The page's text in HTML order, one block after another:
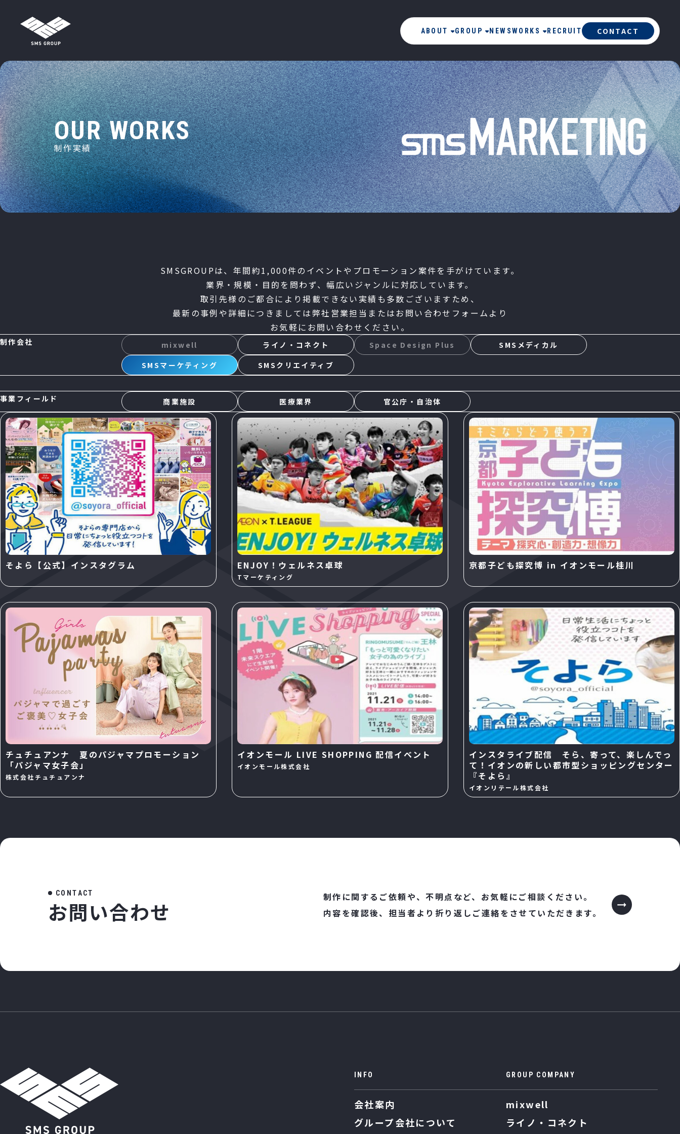
コンテンツへスキップ
メインナビゲーション ABOUT GROUP NEWSWORKS RECRUIT CONTACT
OUR WORKS
制作実績
SMSGROUPは、年間約1,000件のイベントや プロモーション案件を手がけています。
業界・規模・目的を問わず、幅広いジャンルに対応しています。
取引先様のご都合により掲載できない実績も多数ございますため、
最新の事例や詳細につきましては弊社営業担当またはお問い合わせフォームより
お気軽にお問い合わせください。
制作会社 mixwell ライノ・コネクト Space Design Plus
SMSメディカル
SMSマーケティング
SMSクリエイティブ
事業フィールド 商業施設 医療業界 官公庁・自治体
そよら【公式】インスタグラム ENJOY！ウェルネス卓球
Tマーケティング
京都子ども探究博 in イオンモール桂川
チュチュアンナ 夏のパジャマプロモーション
「パジャマ女子会」
株式会社チュチュアンナ
イオンモール LIVE SHOPPING 配信イベント
イオンモール株式会社
インスタライブ配信 そら、寄って、楽しんでっ
て！イオンの新しい都市型ショッピングセンター
『そよら』
イオンリテール株式会社
CO NTACT
お問い合わせ
制作に関するご依頼や、不明点など、 お気軽にご相談ください。
内容を確認後、担当者より 折り返しご連絡をさせていただきます。
INFO
会社案内
グループ会社について
GROUP COMPANY
mixwell
ライノ・コネクト